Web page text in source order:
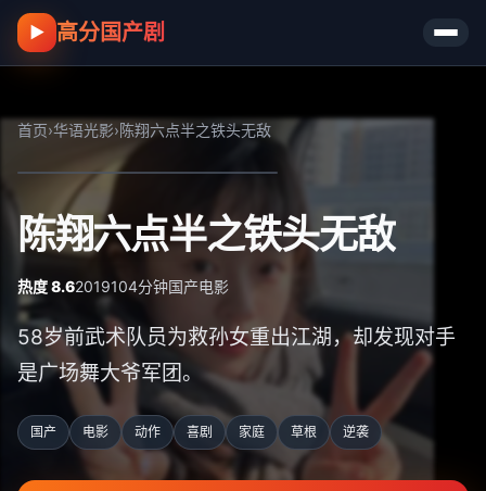
▶ 高分国产剧
首页›华语光影›陈翔六点半之铁头无敌
陈翔六点半之铁头无敌
热度 8.62019104分钟国产电影
58岁前武术队员为救孙女重出江湖，却发现对手
是广场舞大爷军团。
国产 电影 动作 喜剧 家庭 草根 逆袭